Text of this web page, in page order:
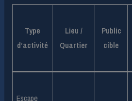
Type
d’activité
Lieu /
Quartier
Public
cible
Escape